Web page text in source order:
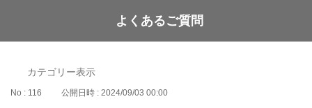
WAON POINT
よくあるご質問
カテゴリー表示
No : 116 公開日時 : 2024/09/03 00:00